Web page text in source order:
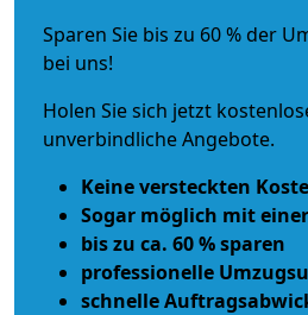
Sparen Sie bis zu 60 % der
bei uns!
Holen Sie sich jetzt
unverbindliche Angebote.
Keine versteckten
Sogar möglich mit
bis zu ca. 60 % sparen
professionelle
schnelle